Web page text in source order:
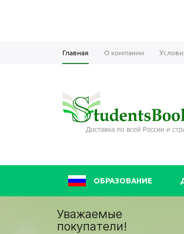
Главная О компании
ОБРАЗОВАНИЕ
Уважаемые
покупатели!